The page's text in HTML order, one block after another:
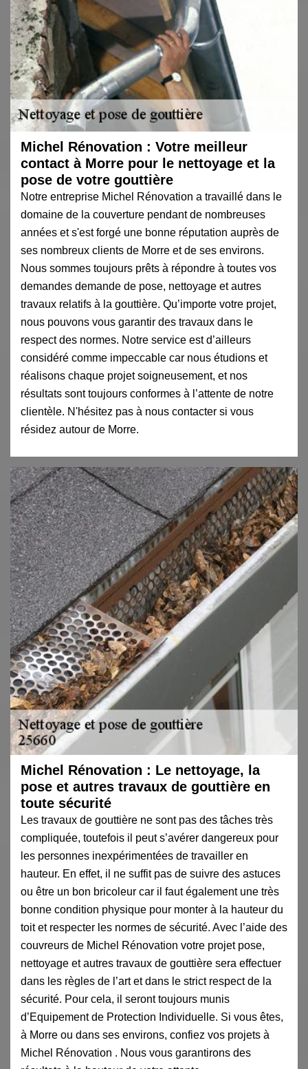
Michel Rénovation : Votre meilleur
contact à Morre pour le nettoyage et la
pose de votre gouttière
Notre entreprise Michel Rénovation a travaillé dans le
domaine de la couverture pendant de nombreuses
années et s'est forgé une bonne réputation auprès de
ses nombreux clients de Morre et de ses environs.
Nous sommes toujours prêts à répondre à toutes vos
demandes demande de pose, nettoyage et autres
travaux relatifs à la gouttière. Qu’importe votre projet,
nous pouvons vous garantir des travaux dans le
respect des normes. Notre service est d’ailleurs
considéré comme impeccable car nous étudions et
réalisons chaque projet soigneusement, et nos
résultats sont toujours conformes à l’attente de notre
clientèle. N'hésitez pas à nous contacter si vous
résidez autour de Morre.
Michel Rénovation : Le nettoyage, la
pose et autres travaux de gouttière en
toute sécurité
Les travaux de gouttière ne sont pas des tâches très
compliquée, toutefois il peut s’avérer dangereux pour
les personnes inexpérimentées de travailler en
hauteur. En effet, il ne suffit pas de suivre des astuces
ou être un bon bricoleur car il faut également une très
bonne condition physique pour monter à la hauteur du
toit et respecter les normes de sécurité. Avec l’aide des
couvreurs de Michel Rénovation votre projet pose,
nettoyage et autres travaux de gouttière sera effectuer
dans les règles de l’art et dans le strict respect de la
sécurité. Pour cela, il seront toujours munis
d’Equipement de Protection Individuelle. Si vous êtes,
à Morre ou dans ses environs, confiez vos projets à
Michel Rénovation . Nous vous garantirons des